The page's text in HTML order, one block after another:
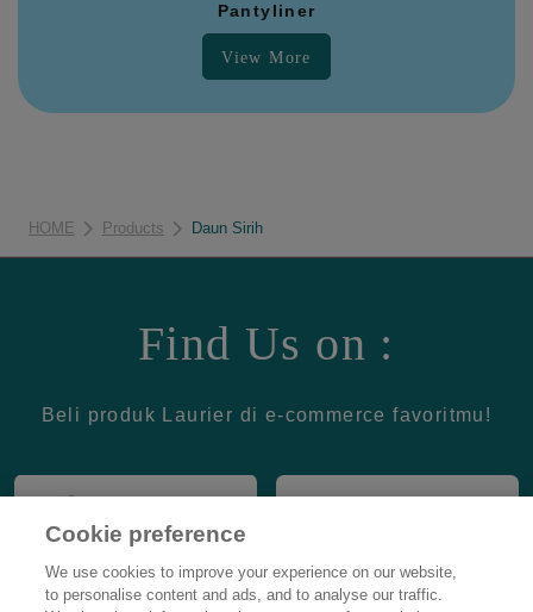
Pantyliner
View More
HOME Products Daun Sirih
Find Us on :
Beli produk Laurier di e-commerce favoritmu!
Cookie preference
We use cookies to improve your experience on our website,
to personalise content and ads, and to analyse our traffic.